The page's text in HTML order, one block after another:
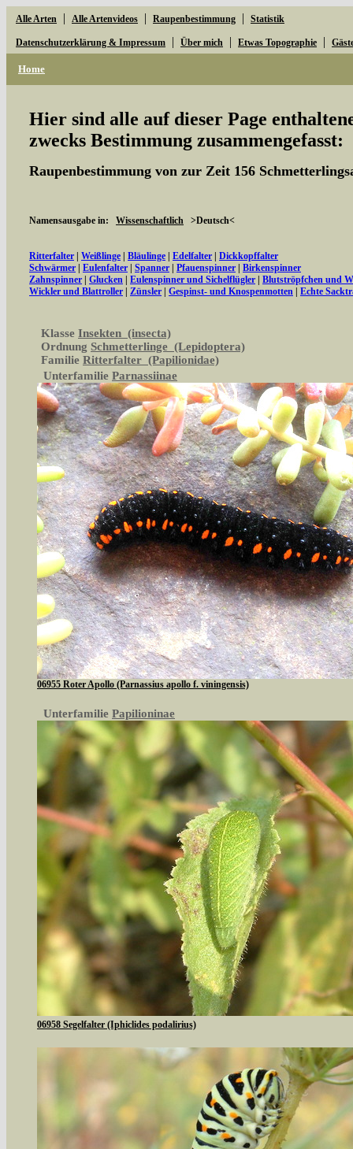
Alle Arten | Alle Artenvideos | Raupenbestimmung | Statistik
Datenschutzerklärung & Impressum | Über mich | Etwas Topographie |
Home
Hier sind alle auf dieser Page
zwecks Bestimmung zusammengefasst:
Raupenbestimmung von zur Zeit 156
Namensausgabe in: Wissenschaftlich >Deutsch<
Ritterfalter Weißlinge Bläulinge Edelfalter
Dickkopffalter
Schwärmer
Eulenfalter Spanner Pfauenspinner
Birkenspinner
Zahnspinner
Glucken Eulenspinner und Sichelflügler
Blutströpfchen und
Wickler und Blattroller
Zünsler Gespinst- und Knospenmotten Echte
Klasse Insekten (insecta)
Ordnung Schmetterlinge (Lepidoptera)
Familie Ritterfalter (Papilionidae)
Unterfamilie Parnassiinae
06955 Roter Apollo (Parnassius apollo f. viningensis)
Unterfamilie Papilioninae
06958 Segelfalter (Iphiclides podalirius)